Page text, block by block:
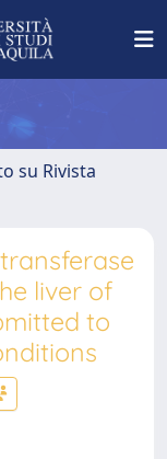
su Rivista
liver of
to